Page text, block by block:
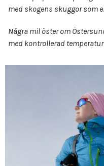
med skogens skuggor som
Några mil öster om
med kontrollerad